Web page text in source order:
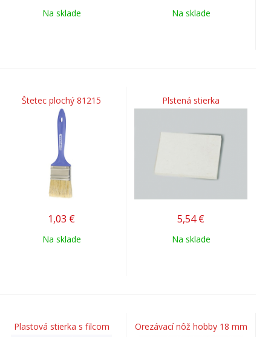
Na sklade Na sklade
Štetec plochý 81215
1,03 €
Na sklade
Plstená stierka
5,54 €
Na sklade
Plastová stierka s filcom Orezávací nôž hobby 18 mm